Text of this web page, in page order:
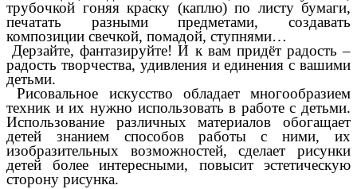
трубочкой гоняя краску (каплю) по листу бумаги,
печатать разными предметами, создавать
композиции свечкой, помадой, ступнями…
Дерзайте, фантазируйте! И к вам придёт радость –
радость творчества, удивления и единения с вашими
детьми.
Рисовальное искусство обладает многообразием
техник и их нужно использовать в работе с детьми.
Использование различных материалов обогащает
детей знанием способов работы с ними, их
изобразительных возможностей, сделает рисунки
детей более интересными, повысит эстетическую
сторону рисунка.